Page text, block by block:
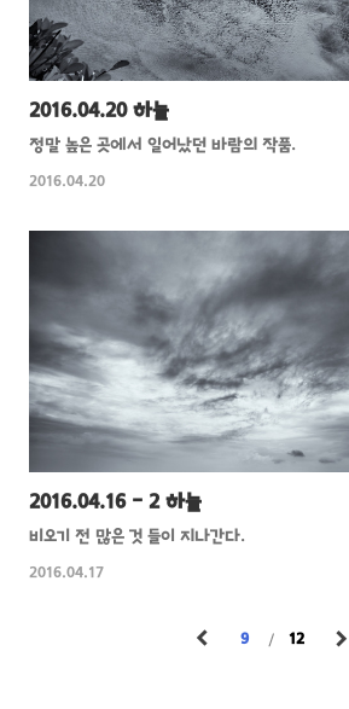
2016.04.20 하늘
정말 높은 곳에서 일어났던 바람의 작품.
2016.04.20
2016.04.16 - 2 하늘
비오기 전 많은 것 들이 지나간다.
2016.04.17
9 12